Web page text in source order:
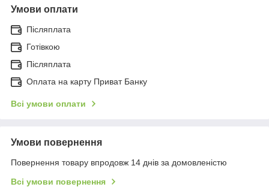
Умови оплати
Післяплата
Готівкою
Післяплата
Оплата на карту Приват Банку
Всі умови оплати
Умови повернення
Повернення товару впродовж 14 днів за домовленістю
Всі умови повернення